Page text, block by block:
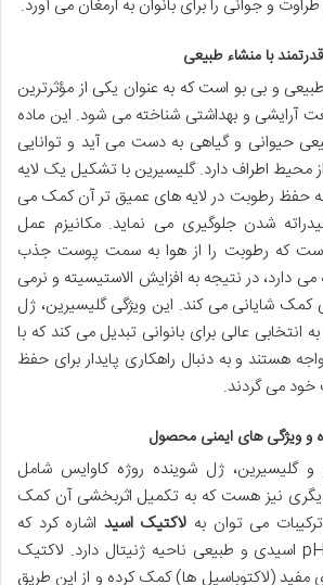
و جوانی را برای بانوان به ارمغان می آورد.
با منشاء طبیعی
و بی بو است که به عنوان یکی از مؤثرترین
آرایشی و بهداشتی شناخته می شود. این ماده
حیوانی و گیاهی به دست می آید و توانایی
محیط اطراف دارد. گلیسیرین با تشکیل یک لایه
حفظ رطوبت در لایه های عمیق تر آن کمک می
شدن جلوگیری می نماید. مکانیزم عمل
است که رطوبت را از هوا به سمت پوست جذب
دارد، در نتیجه به افزایش الاستیسیته و نرمی
کمک شایانی می کند. این ویژگی گلیسیرین، ژل
انتخابی عالی برای بانوانی تبدیل می کند که با
هستند و به دنبال راهکاری پایدار برای حفظ
می گردند.
و ویژگی های ایمنی محصول
و گلیسیرین، ژل شوینده روژه کاوایس شامل
دیگری نیز هست که به تکمیل اثربخشی آن کمک
می توان به لاکتیک اسید اشاره کرد که
نقش کلیدی در حفظ pH اسیدی و طبیعی ناحیه ژنیتال دارد. لاکتیک
مفید (لاکتوباسیل ها) کمک کرده و از این طریق